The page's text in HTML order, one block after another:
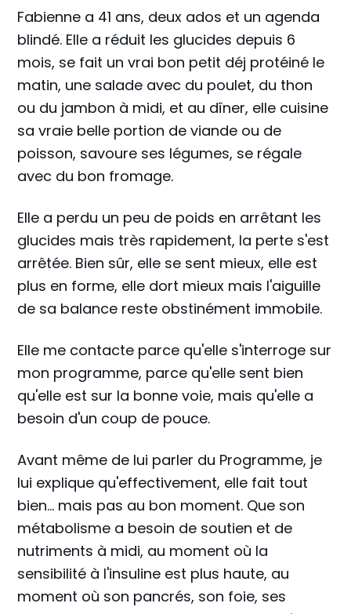
Fabienne a 41 ans, deux ados et un agenda
blindé. Elle a réduit les glucides depuis 6
mois, se fait un vrai bon petit déj protéiné le
matin, une salade avec du poulet, du thon
ou du jambon à midi, et au dîner, elle cuisine
sa vraie belle portion de viande ou de
poisson, savoure ses légumes, se régale
avec du bon fromage.
Elle a perdu un peu de poids en arrêtant les
glucides mais très rapidement, la perte s'est
arrêtée. Bien sûr, elle se sent mieux, elle est
plus en forme, elle dort mieux mais l'aiguille
de sa balance reste obstinément immobile.
Elle me contacte parce qu'elle s'interroge sur
mon programme, parce qu'elle sent bien
qu'elle est sur la bonne voie, mais qu'elle a
besoin d'un coup de pouce.
Avant même de lui parler du Programme, je
lui explique qu'effectivement, elle fait tout
bien... mais pas au bon moment. Que son
métabolisme a besoin de soutien et de
nutriments à midi, au moment où la
sensibilité à l'insuline est plus haute, au
moment où son pancrés, son foie, ses